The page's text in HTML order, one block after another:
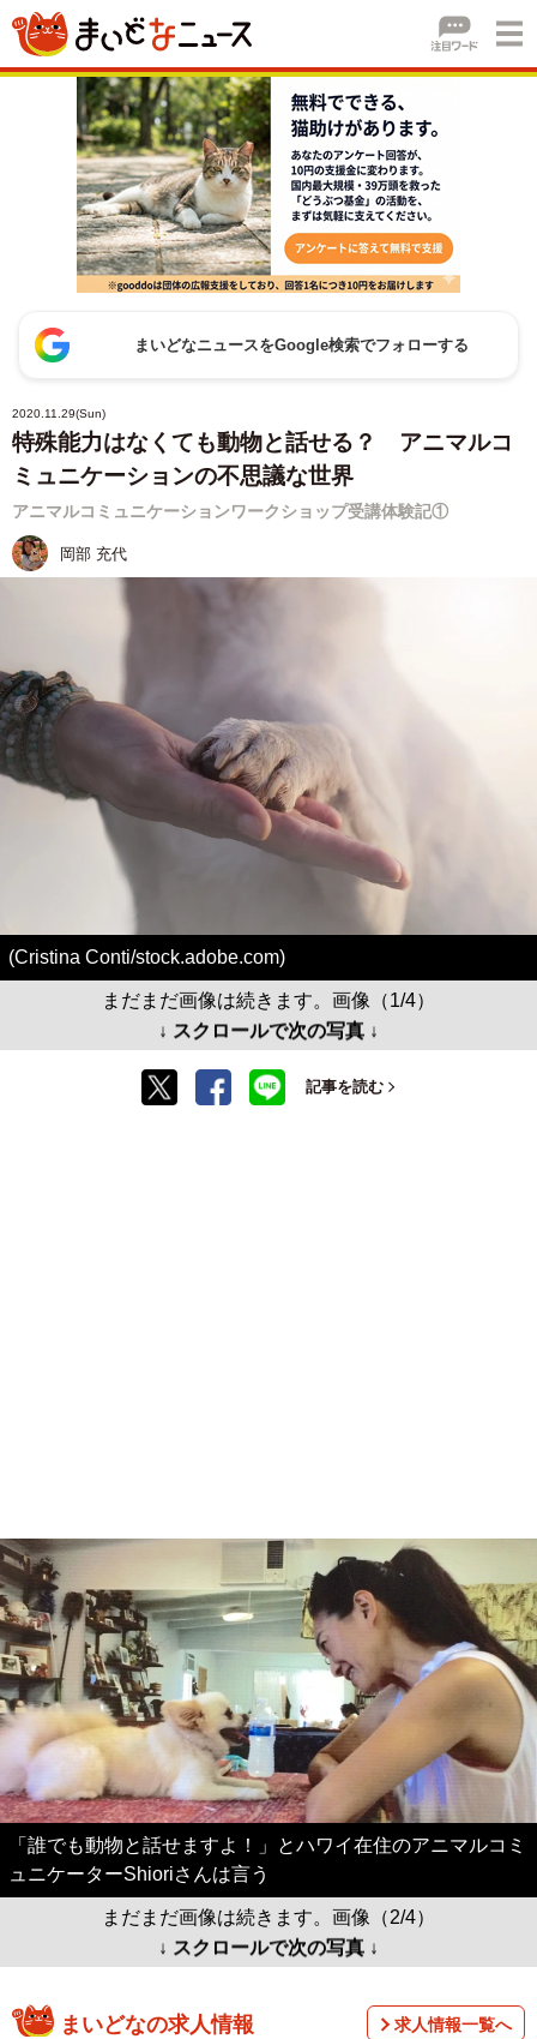
まいどなニュースをGoogle検索でフォローする
2020.11.29(Sun)
特殊能力はなくても動物と話せる？ アニマルコ
ミュニケーションの不思議な世界
アニマルコミュニケーションワークショップ受講体験記①
岡部 充代
(Cristina Conti/stock.adobe.com)
まだまだ画像は続きます。画像（1/4）
↓ スクロールで次の写真 ↓
記事を読む
「誰でも動物と話せますよ！」とハワイ在住のアニマルコミ
ュニケーターShioriさんは言う
まだまだ画像は続きます。画像（2/4）
↓ スクロールで次の写真 ↓
まいどなの求人情報 求人情報一覧へ